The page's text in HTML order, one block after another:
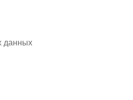
данных